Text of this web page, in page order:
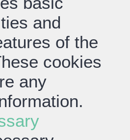
and
of the
cookies
any